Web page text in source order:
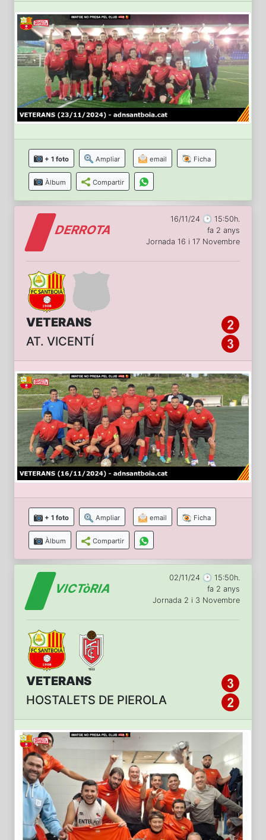
+ 1 foto Ampliar email Ficha
Àlbum Compartir
DERROTA
16/11/24 🕑 15:50h.
fa 2 anys
Jornada 16 i 17 Novembre
VETERANS
AT. VICENTÍ
+ 1 foto Ampliar email Ficha
Àlbum Compartir
VICTòRIA
02/11/24 🕑 15:50h.
fa 2 anys
Jornada 2 i 3 Novembre
VETERANS
HOSTALETS DE PIEROLA